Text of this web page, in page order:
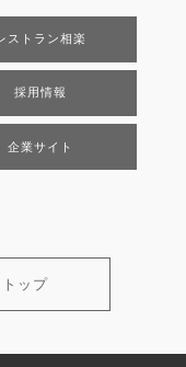
ストラン相楽
採用情報
企業サイト
ップ